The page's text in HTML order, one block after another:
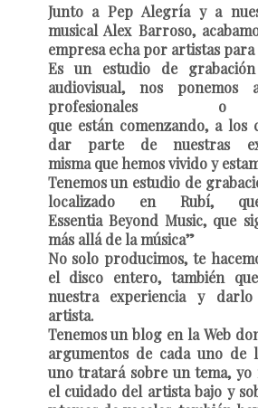
Junto a Pep Alegría y a
musical Alex Barroso,
empresa echa por artistas
Es un estudio de
audiovisual, nos
profesionales o
que están comenzando, a los
dar parte de nuestras
misma que hemos vivido y
Tenemos un estudio de
localizado en Rubí,
Essentia Beyond Music, que
más allá de la música”
No solo producimos, te
el disco entero, también
nuestra experiencia y
artista.
Tenemos un blog en la Web
argumentos de cada uno de
uno tratará sobre un tema, yo
el cuidado del artista bajo y